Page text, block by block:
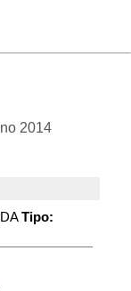
2014
Tipo: